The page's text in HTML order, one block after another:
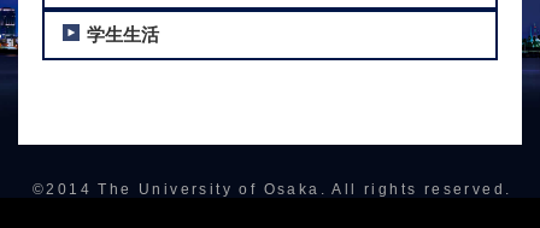
学生生活
©2014 The University of Osaka. All rights reserved.